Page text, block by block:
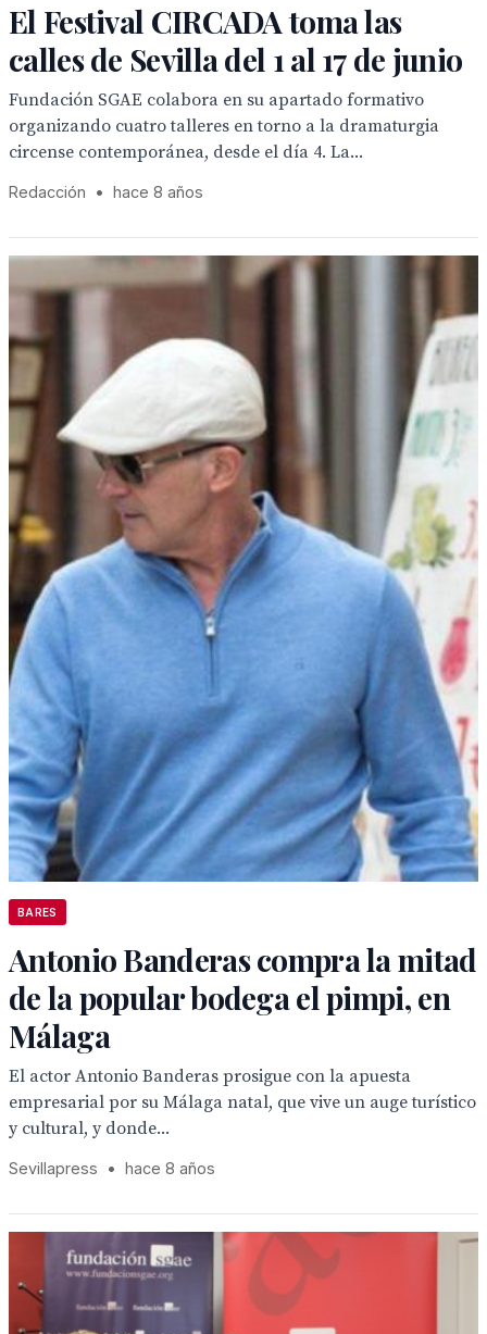
El Festival CIRCADA toma las
calles de Sevilla del 1 al 17 de junio
Fundación SGAE colabora en su apartado formativo
organizando cuatro talleres en torno a la dramaturgia
circense contemporánea, desde el día 4. La...
Redacción • hace 8 años
BARES
Antonio Banderas compra la mitad
de la popular bodega el pimpi, en
Málaga
El actor Antonio Banderas prosigue con la apuesta
empresarial por su Málaga natal, que vive un auge turístico
y cultural, y donde...
Sevillapress • hace 8 años